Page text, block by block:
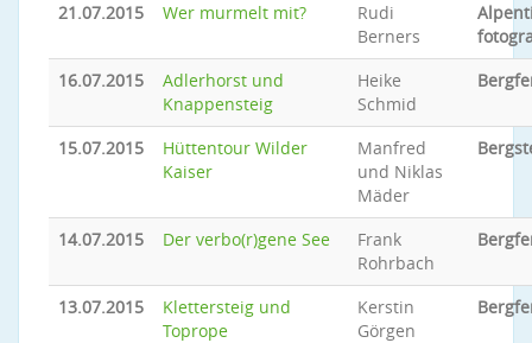
21.07.2015 Wer murmelt mit?
Rudi
Berners
16.07.2015
Adlerhorst und
Knappensteig
Heike
Schmid
15.07.2015
Hüttentour Wilder
Kaiser
Manfred
und Niklas
Mäder
14.07.2015 Der verbo(r)gene See
Frank
Rohrbach
13.07.2015
Klettersteig und
Toprope
Kerstin
Görgen